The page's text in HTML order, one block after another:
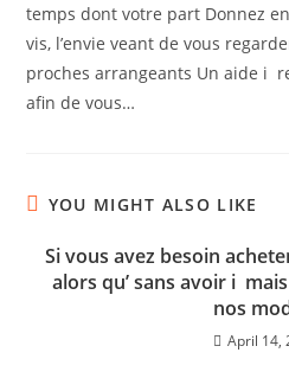
temps dont votre part Donnez
vis, l’envie veant de vous
proches arrangeants Un aide i
afin de vous…
YOU MIGHT ALSO LIKE
Si vous avez besoin
alors qu’ sans avoir i
nos
April 14,